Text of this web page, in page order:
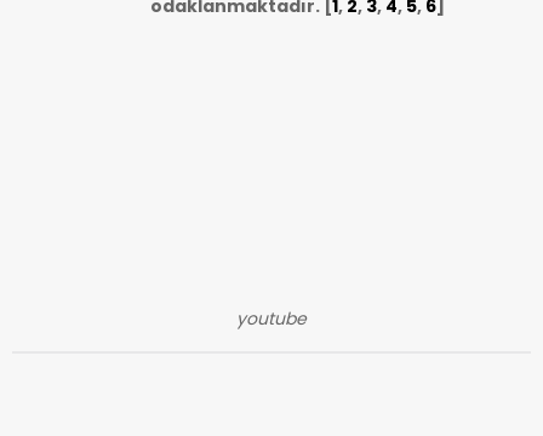
odaklanmaktadır.[1, 2, 3, 4, 5, 6]
youtube